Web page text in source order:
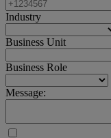
Industry
Business Unit
Business Role
Message: